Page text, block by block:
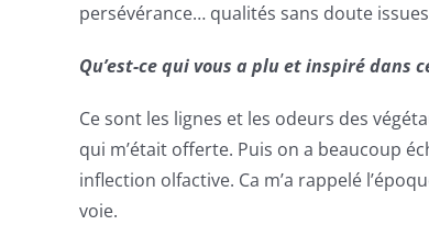
persévérance… qualités sans doute
Qu’est-ce qui vous a plu et inspiré dans
Ce sont les lignes et les odeurs des
qui m’était offerte. Puis on a beaucoup
inflection olfactive. Ca m’a rappelé
voie.